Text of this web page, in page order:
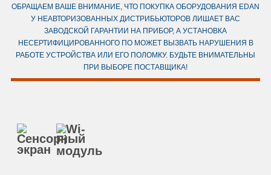
ОБРАЩАЕМ ВАШЕ ВНИМАНИЕ, ЧТО ПОКУПКА ОБОРУДОВАНИЯ EDAN
У НЕАВТОРИЗОВАННЫХ ДИСТРИБЬЮТОРОВ ЛИШАЕТ ВАС
ЗАВОДСКОЙ ГАРАНТИИ НА ПРИБОР, А УСТАНОВКА
НЕСЕРТИФИЦИРОВАННОГО ПО МОЖЕТ ВЫЗВАТЬ НАРУШЕНИЯ В
РАБОТЕ УСТРОЙСТВА ИЛИ ЕГО ПОЛОМКУ. БУДЬТЕ ВНИМАТЕЛЬНЫ
ПРИ ВЫБОРЕ ПОСТАВЩИКА!